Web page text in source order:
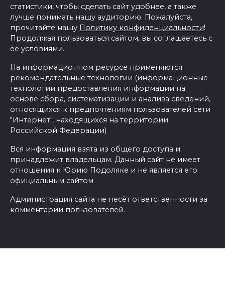
статистики, чтобы сделать сайт удобнее, а также
лучше понимать нашу аудиторию. Пожалуйста,
прочитайте нашу Политику конфиденциальности!
Продолжая пользоваться сайтом, вы соглашаетесь с
её условиями.
На информационном ресурсе применяются
рекомендательные технологии (информационные
технологии предоставления информации на
основе сбора, систематизации и анализа сведений,
относящихся к предпочтениям пользователей сети
"Интернет", находящихся на территории
Российской Федерации)
Вся информация взята из общего доступа и
принадлежит владельцам. Данный сайт не имеет
отношения к Юрию Подоляке и не является его
официальным сайтом.
Администрация сайта не несёт ответственности за
комментарии пользователей.